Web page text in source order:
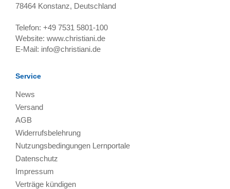
78464 Konstanz, Deutschland
Telefon: +49 7531 5801-100
Website: www.christiani.de
E-Mail: info@christiani.de
Service
News
Versand
AGB
Widerrufsbelehrung
Nutzungsbedingungen Lernportale
Datenschutz
Impressum
Verträge kündigen